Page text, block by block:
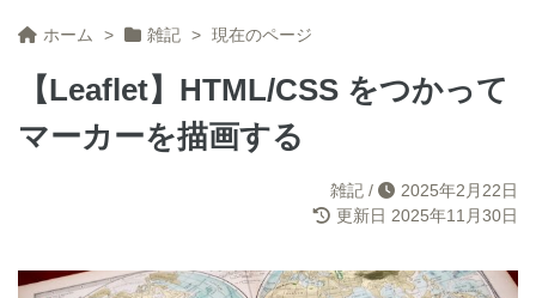
ホーム > 雑記 > 現在のページ
【Leaflet】HTML/CSS をつかって
マーカーを描画する
雑記 /
2025年2月22日
更新日 2025年11月30日